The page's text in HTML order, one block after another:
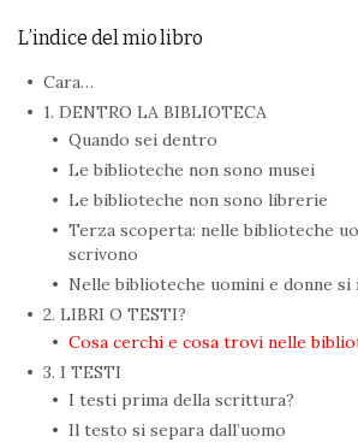
L’indice del mio libro
Cara…
1. DENTRO LA BIBLIOTECA
Quando sei dentro
Le biblioteche non sono musei
Le biblioteche non sono librerie
Terza scoperta: nelle biblioteche
scrivono
Nelle biblioteche uomini e donne si
2. LIBRI O TESTI?
Cosa cerchi e cosa trovi nelle
3. I TESTI
I testi prima della scrittura?
Il testo si separa dall’uomo